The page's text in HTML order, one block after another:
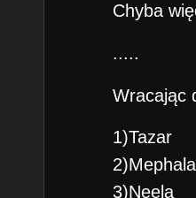
Chyba
.....
Wracając
1)Tazar
2)Mephala
3)Neela